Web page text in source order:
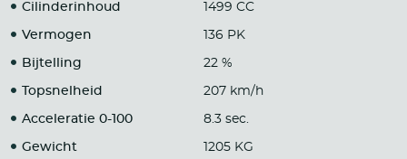
Cilinderinhoud 1499 CC
Vermogen 136 PK
Bijtelling 22 %
Topsnelheid 207 km/h
Acceleratie 0-100 8.3 sec.
Gewicht 1205 KG